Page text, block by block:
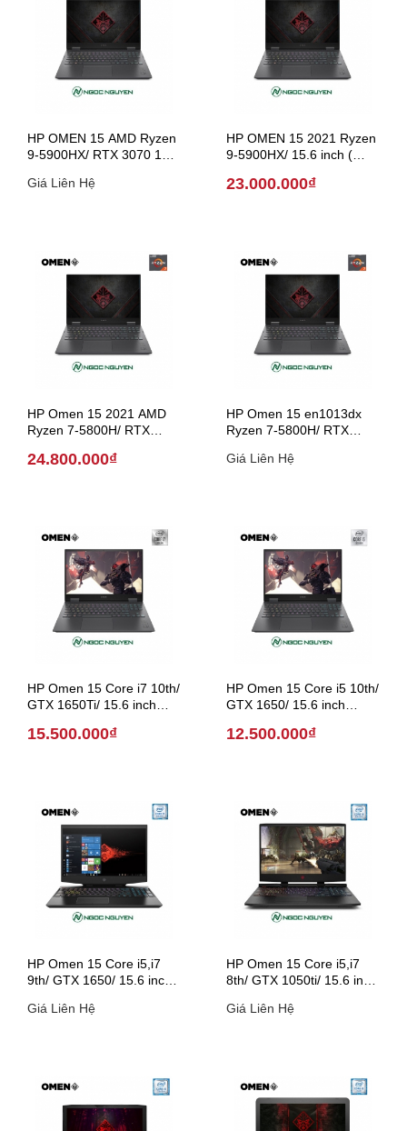
HP OMEN 15 AMD Ryzen
9-5900HX/ RTX 3070 15.6
Giá Liên Hệ
HP OMEN 15 2021 Ryzen
9-5900HX/ 15.6 inch (
23.000.000₫
HP Omen 15 2021 AMD
Ryzen 7-5800H/ RTX
2021 )
24.800.000₫
HP Omen 15 en1013dx
Ryzen 7-5800H/ RTX
2021 )
Giá Liên Hệ
HP Omen 15 Core i7 10th/
GTX 1650Ti/ 15.6 inch
15.500.000₫
HP Omen 15 Core i5 10th/
GTX 1650/ 15.6 inch
12.500.000₫
HP Omen 15 Core i5,i7
9th/ GTX 1650/ 15.6 inch
Giá Liên Hệ
HP Omen 15 Core i5,i7
8th/ GTX 1050ti/ 15.6 inch
Giá Liên Hệ